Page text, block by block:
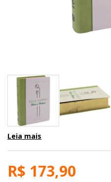
Leia mais
R$ 173,90